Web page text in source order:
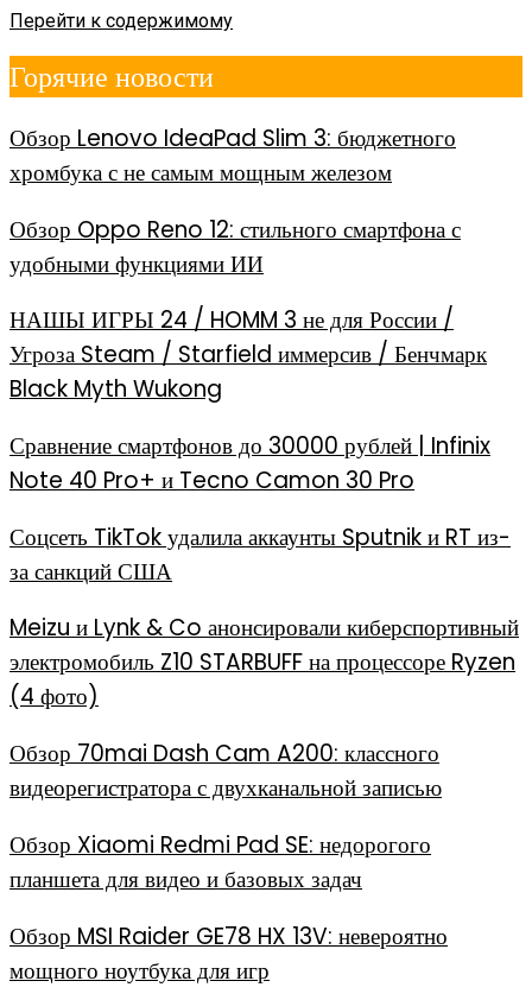
Перейти к содержимому
Горячие новости
Обзор Lenovo IdeaPad Slim 3: бюджетного
хромбука с не самым мощным железом
Обзор Oppo Reno 12: стильного смартфона с
удобными функциями ИИ
НАШЫ ИГРЫ 24 / HOMM 3 не для России /
Угроза Steam / Starfield иммерсив / Бенчмарк
Black Myth Wukong
Сравнение смартфонов до 30000 рублей | Infinix
Note 40 Pro+ и Tecno Camon 30 Pro
Соцсеть TikTok удалила аккаунты Sputnik и RT из-
за санкций США
Meizu и Lynk & Co анонсировали киберспортивный
электромобиль Z10 STARBUFF на процессоре Ryzen
(4 фото)
Обзор 70mai Dash Cam A200: классного
видеорегистратора с двухканальной записью
Обзор Xiaomi Redmi Pad SE: недорогого
планшета для видео и базовых задач
Обзор MSI Raider GE78 HX 13V: невероятно
мощного ноутбука для игр